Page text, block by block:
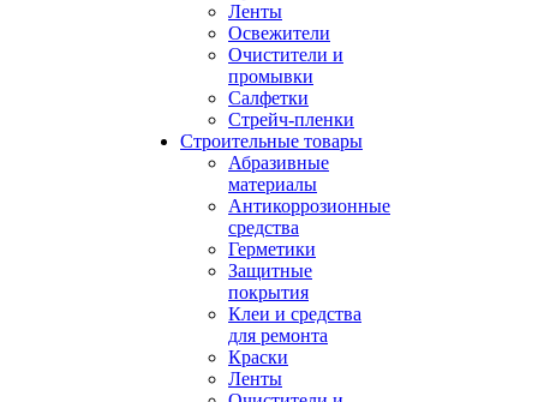
Ленты
Освежители
Очистители и
промывки
Салфетки
Стрейч-пленки
Строительные товары
Абразивные
материалы
Антикоррозионные
средства
Герметики
Защитные
покрытия
Клеи и средства
для ремонта
Краски
Ленты